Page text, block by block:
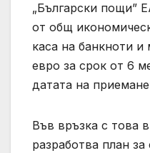
„Български пощи”
от общ
каса на банкноти
евро за срок от 6
датата на
Във връзка с това
разработва план